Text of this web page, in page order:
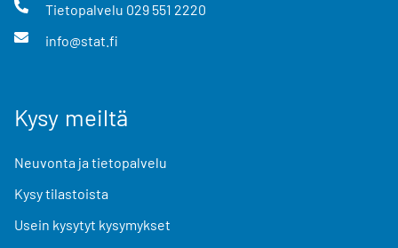
Tietopalvelu 029 551 2220
info@stat.fi
Kysy meiltä
Neuvonta ja tietopalvelu
Kysy tilastoista
Usein kysytyt kysymykset